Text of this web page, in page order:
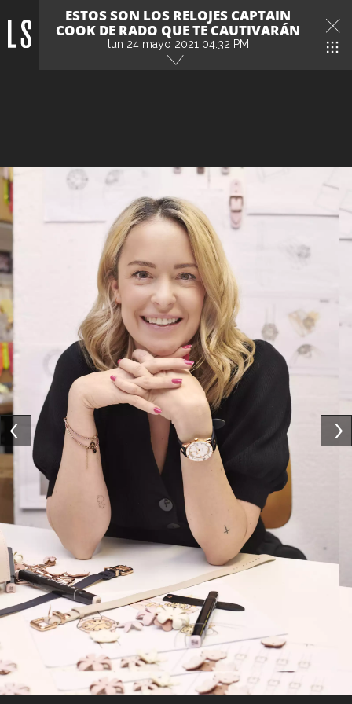
ESTOS SON LOS RELOJES CAPTAIN
COOK DE RADO QUE TE CAUTIVARÁN
lun 24 mayo 2021 04:32 PM